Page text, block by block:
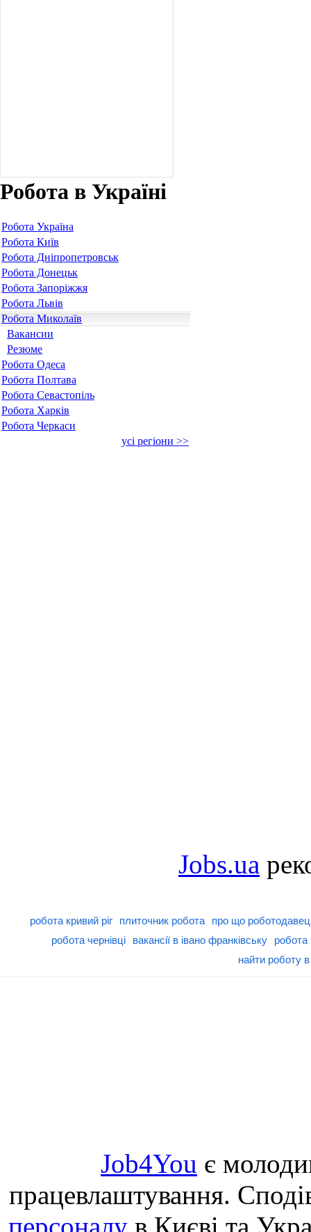
Робота в Україні
Робота Україна
Робота Київ
Робота Дніпропетровськ
Робота Донецьк
Робота Запоріжжя
Робота Львів
Робота Миколаїв
Вакансии
Резюме
Робота Одеса
Робота Полтава
Робота Севастопіль
Робота Харків
Робота Черкаси
усі регіони >>
Jobs.ua
робота кривий ріг плиточник робота
про що
робота чернівці
вакансії в івано франківську
робота
найти роботу
Job4You є
працевлаштування.